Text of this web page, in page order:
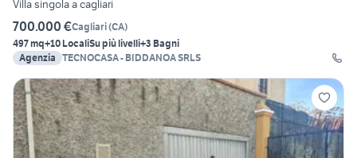
Villa singola a cagliari
700.000 €Cagliari(CA)
497 mq+10 LocaliSu più livelli+3 Bagni
Agenzia TECNOCASA - BIDDANOA SRLS